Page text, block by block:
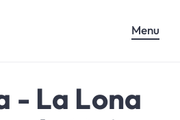
Menu
- La Lona